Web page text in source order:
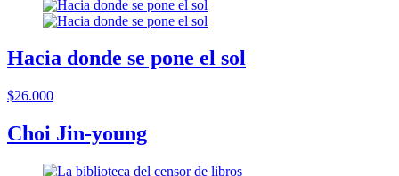
Hacia donde se pone el sol
$26.000
Choi Jin-young